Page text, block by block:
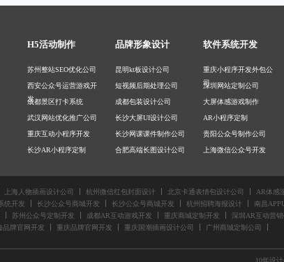
H5活动制作
苏州整站SEO优化公司
西安公众号运营游戏开
发
成都景区打卡系统
武汉网站优化推广公司
重庆互动小程序开发
长沙AR小程序定制
北京电商小程序开发公
司
南京游戏小程序开发
品牌形象设计
昆明kt板设计公司
短视频后期处理公司
成都包装设计公司
长沙大屏UI设计公司
长沙网课课件制作公司
合肥高端长图设计公司
司贵阳推文长图设计公司
北京教学课件设计公司
软件系统开发
重庆小程序开发外包公
司
深圳网站定制公司
大屏体感游戏制作
AR小程序定制
贵阳公众号制作公司
上海微信公众号开发
上海微信小程序定制公
司
北京公众号商城开发
上海人物插画设计公司 杭州微信红包封面设计 北京卡通表情包设计公司 AR体感
统开发 长沙公众号商城开发 长沙公众号商城开发 杭州招聘海报设计 南昌
苏州公众号定制开发 成都AR互动游戏开发 重庆商城定制开发 深圳AR互动营销
品牌官网开发 重庆品牌官网开发 重庆国潮插画设计公司 广州商城定制公司
10年设